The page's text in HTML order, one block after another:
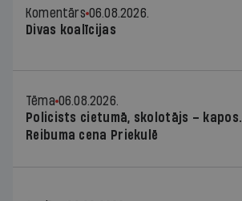
Komentārs 06.08.2026.
Divas koalīcijas
Tēma 06.08.2026.
Policists cietumā, skolotājs – kapos.
Reibuma cena Priekulē